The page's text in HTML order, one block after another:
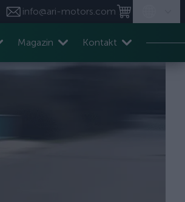
info@ari-motors.com
Magazin Kontakt